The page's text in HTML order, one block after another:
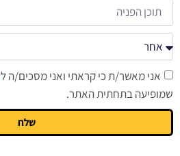
אני מאשר/ת כי קראתי ואני מסכים/ה ל
שמופיעה בתחתית האתר.
שלח